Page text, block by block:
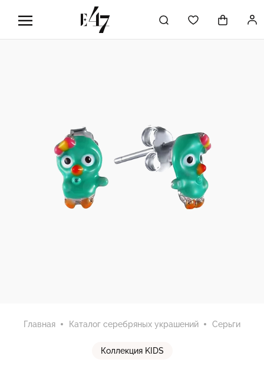
Главная Каталог серебряных украшений Серьги
Коллекция KIDS